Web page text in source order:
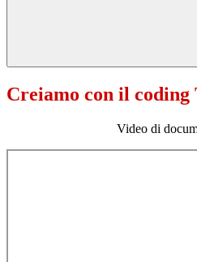
Creiamo con il
Video di